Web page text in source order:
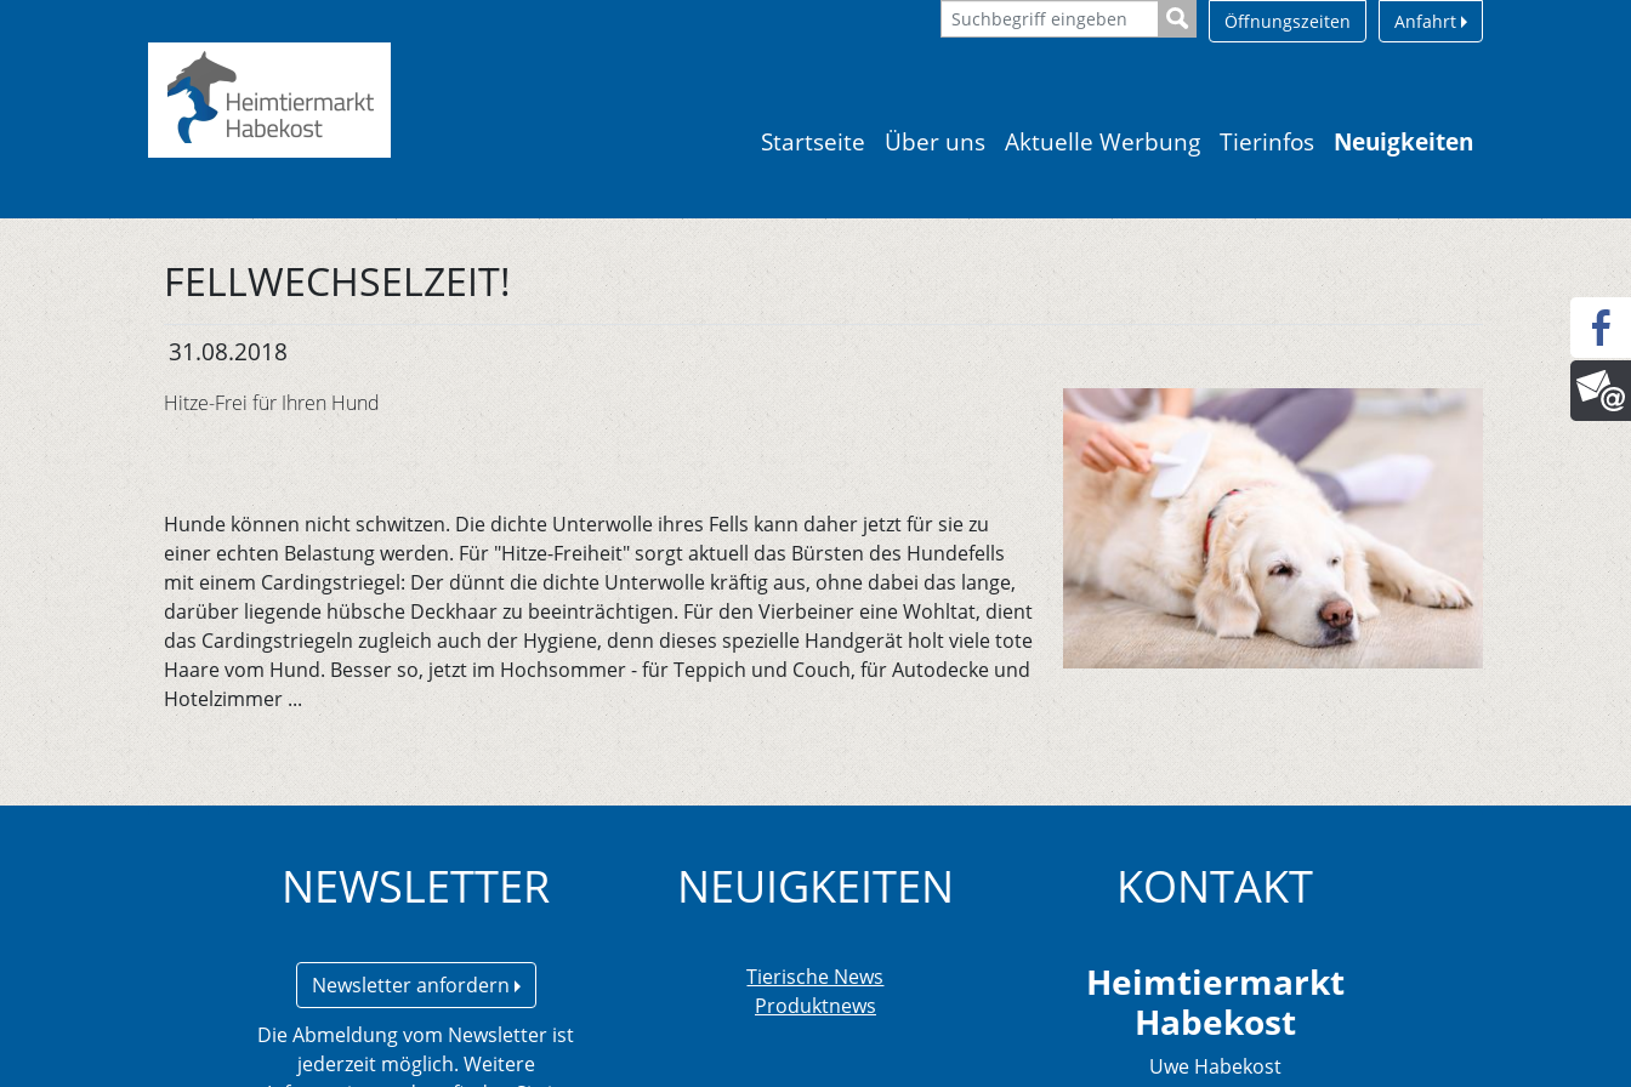
Öffnungszeiten Anfahrt
Startseite Über uns Aktuelle Werbung Tierinfos Neuigkeiten
FELLWECHSELZEIT!
31.08.2018
Hitze-Frei für Ihren Hund
Hunde können nicht schwitzen. Die dichte Unterwolle ihres Fells kann daher jetzt für sie zu
einer echten Belastung werden. Für "Hitze-Freiheit" sorgt aktuell das Bürsten des Hundefells
mit einem Cardingstriegel: Der dünnt die dichte Unterwolle kräftig aus, ohne dabei das lange,
darüber liegende hübsche Deckhaar zu beeinträchtigen. Für den Vierbeiner eine Wohltat, dient
das Cardingstriegeln zugleich auch der Hygiene, denn dieses spezielle Handgerät holt viele tote
Haare vom Hund. Besser so, jetzt im Hochsommer - für Teppich und Couch, für Autodecke und
Hotelzimmer ...
NEWSLETTER
Newsletter anfordern
Die Abmeldung vom Newsletter ist
jederzeit möglich. Weitere
NEUIGKEITEN
Tierische News
Produktnews
KONTAKT
Heimtiermarkt
Habekost
Uwe Habekost